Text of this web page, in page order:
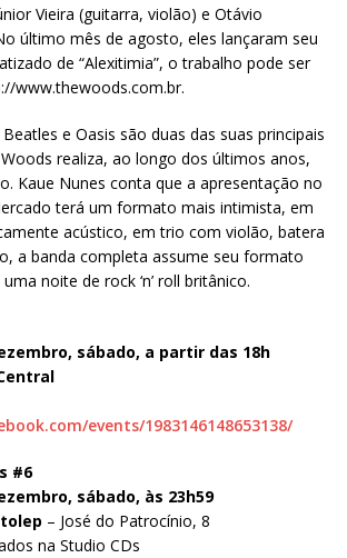
Vieira (guitarra, violão) e Otávio
último mês de agosto, eles lançaram seu
de “Alexitimia”, o trabalho pode ser
www.thewoods.com.br.
e Oasis são duas das suas principais
realiza, ao longo dos últimos anos,
Kaue Nunes conta que a apresentação no
terá um formato mais intimista, em
acústico, em trio com violão, batera
a banda completa assume seu formato
noite de rock ‘n’ roll britânico.
sábado, a partir das 18h
events/1983146148653138/
#6
sábado, às 23h59
– José do Patrocínio, 8
na Studio CDs